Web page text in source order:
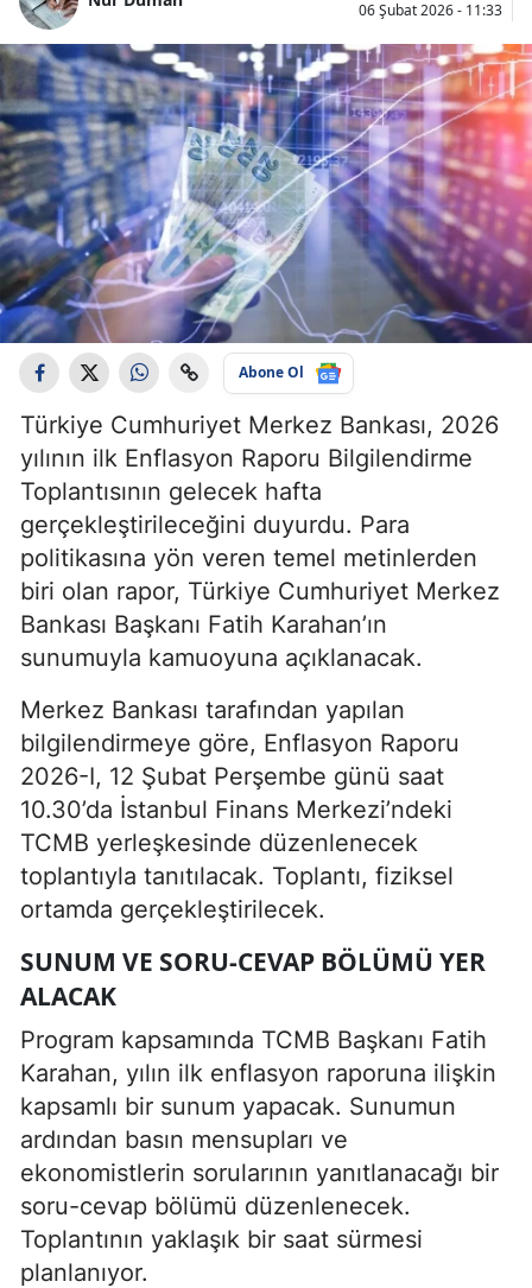
06 Şubat 2026 - 11:33
Abone Ol
Türkiye Cumhuriyet Merkez Bankası, 2026
yılının ilk Enflasyon Raporu Bilgilendirme
Toplantısının gelecek hafta
gerçekleştirileceğini duyurdu. Para
politikasına yön veren temel metinlerden
biri olan rapor, Türkiye Cumhuriyet Merkez
Bankası Başkanı Fatih Karahan’ın
sunumuyla kamuoyuna açıklanacak.
Merkez Bankası tarafından yapılan
bilgilendirmeye göre, Enflasyon Raporu
2026-I, 12 Şubat Perşembe günü saat
10.30’da İstanbul Finans Merkezi’ndeki
TCMB yerleşkesinde düzenlenecek
toplantıyla tanıtılacak. Toplantı, fiziksel
ortamda gerçekleştirilecek.
SUNUM VE SORU-CEVAP BÖLÜMÜ YER
ALACAK
Program kapsamında TCMB Başkanı Fatih
Karahan, yılın ilk enflasyon raporuna ilişkin
kapsamlı bir sunum yapacak. Sunumun
ardından basın mensupları ve
ekonomistlerin sorularının yanıtlanacağı bir
soru-cevap bölümü düzenlenecek.
Toplantının yaklaşık bir saat sürmesi
planlanıyor.